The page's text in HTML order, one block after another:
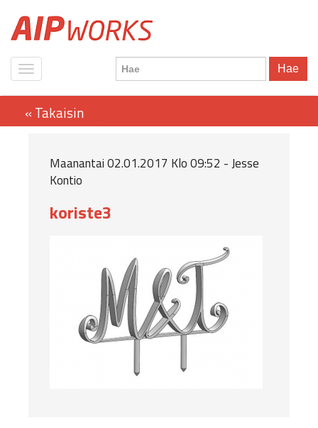
Hae
Maanantai 02.01.2017 Klo 09:52 - Jesse
Kontio
koriste3